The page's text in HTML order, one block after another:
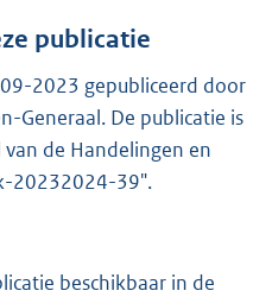
n
s
r
o
o
:
publicatie
2023 gepubliceerd door
Generaal. De publicatie is
de Handelingen en
20232024-39".
beschikbaar in de